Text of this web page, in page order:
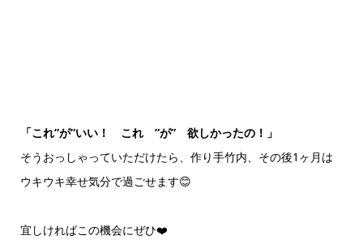
「これ”が”いい！ これ ”が” 欲しかったの！」
そうおっしゃっていただけたら、作り手竹内、その後1ヶ月は
ウキウキ幸せ気分で過ごせます😊
宜しければこの機会にぜひ❤️